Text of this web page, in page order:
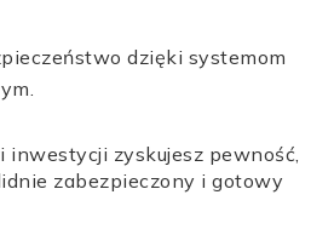
dzięki systemom
inwestycji zyskujesz pewność,
zabezpieczony i gotowy